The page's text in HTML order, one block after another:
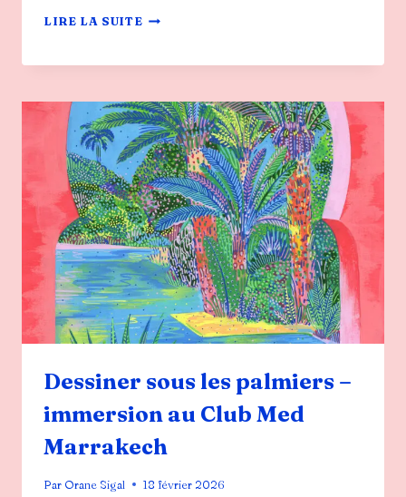
LIRE LA SUITEMON
DE
LA
COULEUR
À
VOTRE
INTÉRIEUR
Dessiner sous les palmiers –
immersion au Club Med
Marrakech
Par Orane Sigal 18 février 2026